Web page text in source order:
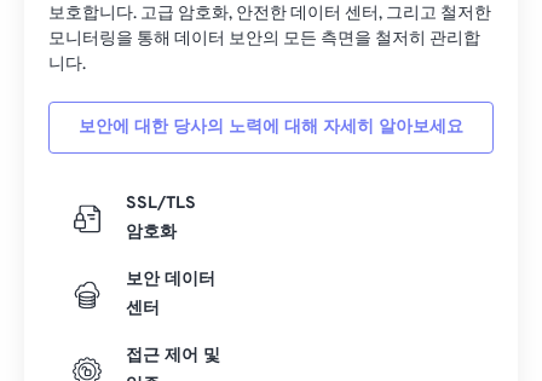
보호합니다. 고급 암호화, 안전한 데이터 센터, 그리고 철저한
모니터링을 통해 데이터 보안의 모든 측면을 철저히 관리합
니다.
보안에 대한 당사의 노력에 대해 자세히 알아보세요
SSL/TLS
암호화
보안 데이터
센터
접근 제어 및